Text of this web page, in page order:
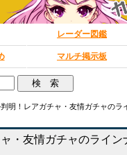
レーダー図鑑
マルチ掲示板
明！レアガチャ・友情ガチャのラ
・友情ガチャのライン